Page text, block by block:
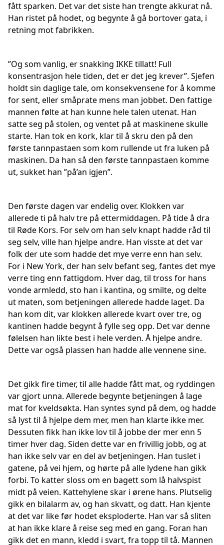
fått sparken. Det var det siste han trengte akkurat nå.
Han ristet på hodet, og begynte å gå bortover gata, i
retning mot fabrikken.
”Og som vanlig, er snakking IKKE tillatt! Full
konsentrasjon hele tiden, det er det jeg krever”. Sjefen
holdt sin daglige tale, om konsekvensene for å komme
for sent, eller småprate mens man jobbet. Den fattige
mannen følte at han kunne hele talen utenat. Han
satte seg på stolen, og ventet på at maskinene skulle
starte. Han tok en kork, klar til å skru den på den
første tannpastaen som kom rullende ut fra luken på
maskinen. Da han så den første tannpastaen komme
ut, sukket han ”på’an igjen”.
Den første dagen var endelig over. Klokken var
allerede ti på halv tre på ettermiddagen. På tide å dra
til Røde Kors. For selv om han selv knapt hadde råd til
seg selv, ville han hjelpe andre. Han visste at det var
folk der ute som hadde det mye verre enn han selv.
For i New York, der han selv befant seg, fantes det mye
verre ting enn fattigdom. Hver dag, til tross for hans
vonde armledd, sto han i kantina, og smilte, og delte
ut maten, som betjeningen allerede hadde laget. Da
han kom dit, var klokken allerede kvart over tre, og
kantinen hadde begynt å fylle seg opp. Det var denne
følelsen han likte best i hele verden. Å hjelpe andre.
Dette var også plassen han hadde alle vennene sine.
Det gikk fire timer, til alle hadde fått mat, og ryddingen
var gjort unna. Allerede begynte betjeningen å lage
mat for kveldsøkta. Han syntes synd på dem, og hadde
så lyst til å hjelpe dem mer, men han klarte ikke mer.
Dessuten fikk han ikke lov til å jobbe der mer enn 5
timer hver dag. Siden dette var en frivillig jobb, og at
han ikke selv var en del av betjeningen. Han tuslet i
gatene, på vei hjem, og hørte på alle lydene han gikk
forbi. To katter sloss om en bagett som lå halvspist
midt på veien. Kattehylene skar i ørene hans. Plutselig
gikk en bilalarm av, og han skvatt, og datt. Han kjente
at det var like før hodet eksploderte. Han var så sliten
at han ikke klare å reise seg med en gang. Foran han
gikk det en mann, kledd i svart, fra topp til tå. Mannen